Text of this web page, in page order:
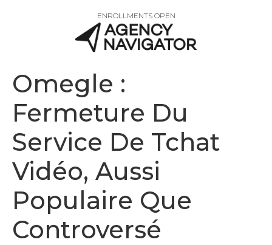
ENROLLMENTS OPEN
Omegle :
Fermeture Du
Service De Tchat
Vidéo, Aussi
Populaire Que
Controversé